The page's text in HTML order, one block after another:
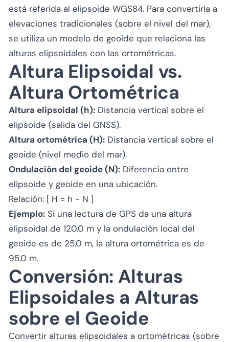
está referida al elipsoide WGS84. Para convertirla a
elevaciones tradicionales (sobre el nivel del mar),
se utiliza un modelo de geoide que relaciona las
alturas elipsoidales con las ortométricas.
Altura Elipsoidal vs.
Altura Ortométrica
Altura elipsoidal (h): Distancia vertical sobre el
elipsoide (salida del GNSS).
Altura ortométrica (H): Distancia vertical sobre el
geoide (nivel medio del mar).
Ondulación del geoide (N): Diferencia entre
elipsoide y geoide en una ubicación.
Relación: [ H = h - N ]
Ejemplo: Si una lectura de GPS da una altura
elipsoidal de 120.0 m y la ondulación local del
geoide es de 25.0 m, la altura ortométrica es de
95.0 m.
Conversión: Alturas
Elipsoidales a Alturas
sobre el Geoide
Convertir alturas elipsoidales a ortométricas (sobre